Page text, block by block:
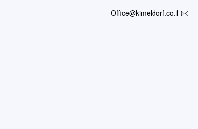
Office@kimeldorf.co.il